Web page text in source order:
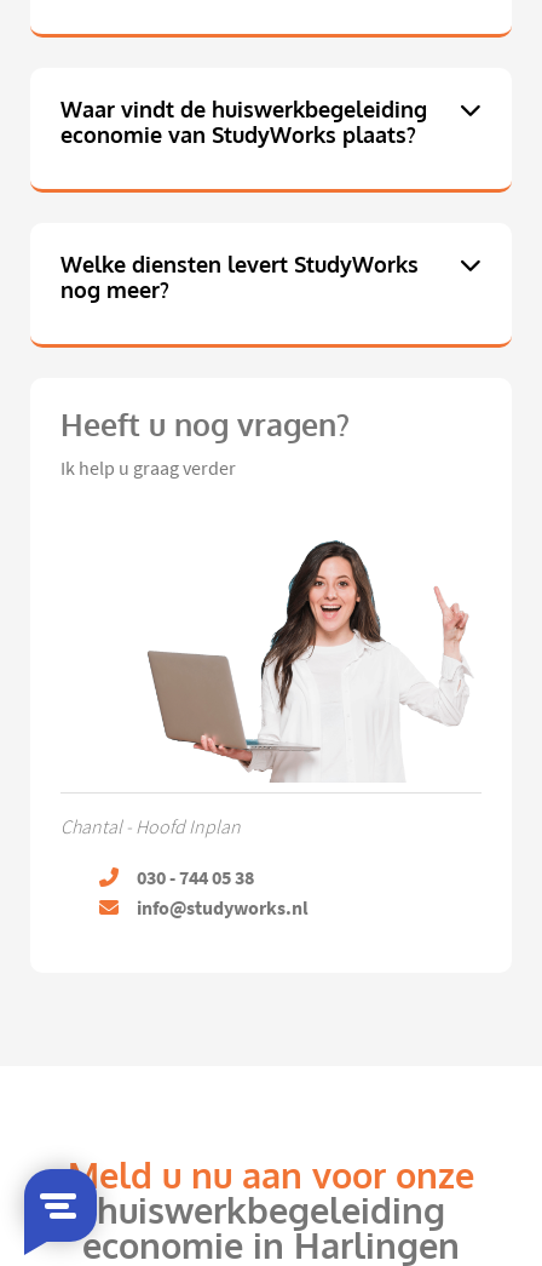
Waar vindt de huiswerkbegeleiding
economie van StudyWorks plaats?
Welke diensten levert StudyWorks
nog meer?
Heeft u nog vragen?
Ik help u graag verder
Chantal - Hoofd Inplan
030 - 744 05 38
info@studyworks.nl
Meld u nu aan voor onze
huiswerkbegeleiding
economie in Harlingen